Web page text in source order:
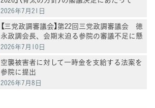
2026年7月21日
【三党政調審議会】第22回三党政調審議会 徳
永政調会長、会期末迫る参院の審議不足に懸
念
2026年7月10日
空襲被害者に対して一時金を支給する法案を
参院に提出
2026年7月8日